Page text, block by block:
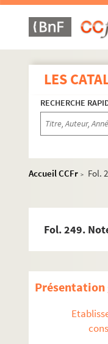
LES
RECHERCHE
Accueil CCFr >
Fol.
Fol. 249.
Documents
4-MS-1726.